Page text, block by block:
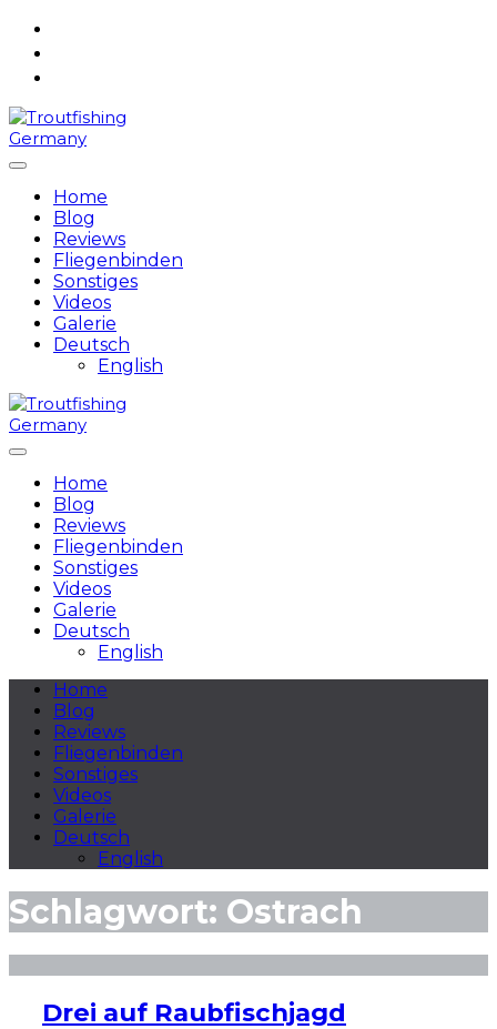
Skip
Home
Blog
Reviews
Fliegenbinden
Sonstiges
Videos
Galerie
Deutsch
English
Home
Blog
Reviews
Fliegenbinden
Sonstiges
Videos
Galerie
Deutsch
English
Home
Blog
Reviews
Fliegenbinden
Sonstiges
Videos
Galerie
Deutsch
English
Schlagwort: Ostrach
Drei auf Raubfischjagd